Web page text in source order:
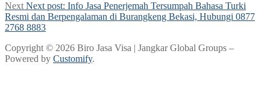
Next Next post: Info Jasa Penerjemah Tersumpah Bahasa Turki
Resmi dan Berpengalaman di Burangkeng Bekasi, Hubungi 0877
2768 8883
Copyright © 2026 Biro Jasa Visa | Jangkar Global Groups –
Powered by Customify.